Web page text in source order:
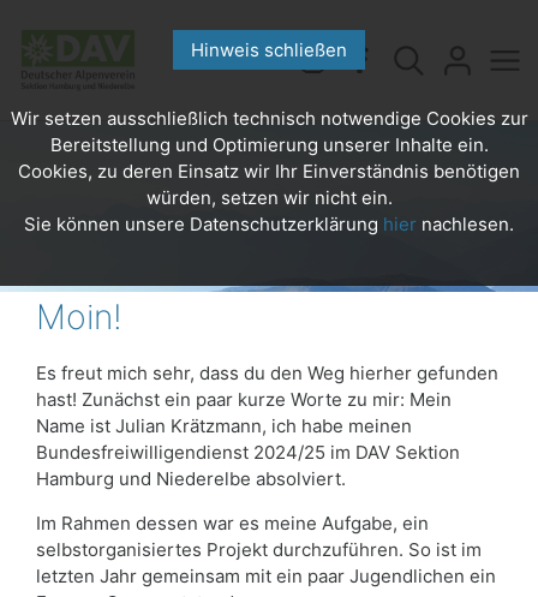
Moin!
Es freut mich sehr, dass du den Weg hierher gefunden
hast! Zunächst ein paar kurze Worte zu mir: Mein
Name ist Julian Krätzmann, ich habe meinen
Bundesfreiwilligendienst 2024/25 im DAV Sektion
Hamburg und Niederelbe absolviert.
Im Rahmen dessen war es meine Aufgabe, ein
selbstorganisiertes Projekt durchzuführen. So ist im
letzten Jahr gemeinsam mit ein paar Jugendlichen ein
Hinweis schließen
Wir setzen ausschließlich technisch notwendige Cookies zur
Bereitstellung und Optimierung unserer Inhalte ein.
Cookies, zu deren Einsatz wir Ihr Einverständnis benötigen
würden, setzen wir nicht ein.
Sie können unsere Datenschutzerklärung hier nachlesen.